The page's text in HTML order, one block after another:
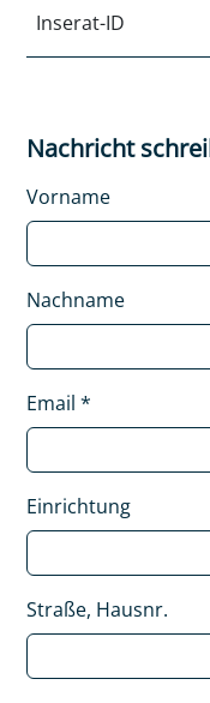
Inserat-ID
Nachricht
Vorname
Nachname
Email*
Einrichtung
Straße, Hausnr.